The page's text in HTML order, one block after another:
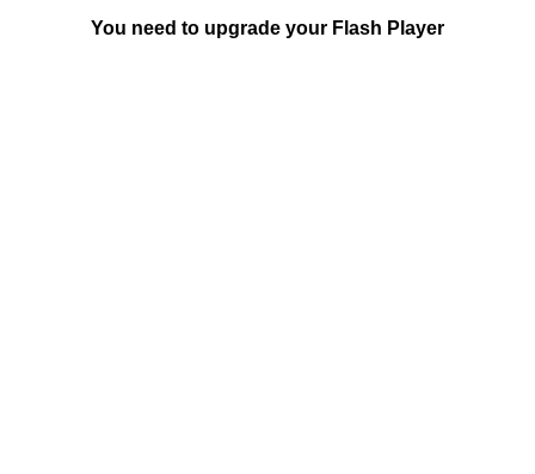
You need to upgrade your Flash Player